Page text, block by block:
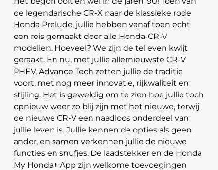
de legendarische CR-X naar de klassieke rode
Honda Prelude, jullie hebben vanaf toen echt
een reis gemaakt door alle Honda-CR-V
modellen. Hoeveel? We zijn de tel even kwijt
geraakt. En nu, met jullie allernieuwste CR-V
PHEV, Advance Tech zetten jullie de traditie
voort, met nog meer innovatie, rijkwaliteit en
stijling. Het is geweldig om te zien hoe jullie toch
opnieuw weer zo blij zijn met het nieuwe, terwijl
de nieuwe CR-V een naadloos onderdeel van
jullie leven is. Jullie kennen de opties als geen
ander, en samen verkennen jullie de nieuwe
functies en snufjes. De laadstekker en de Honda
My Honda+ App zijn welkome toevoegingen